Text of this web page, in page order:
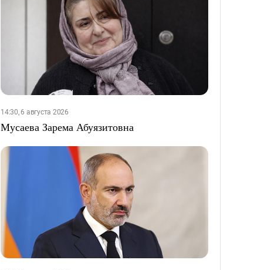
14:30, 6 августа 2026
Мусаева Зарема Абуязитовна